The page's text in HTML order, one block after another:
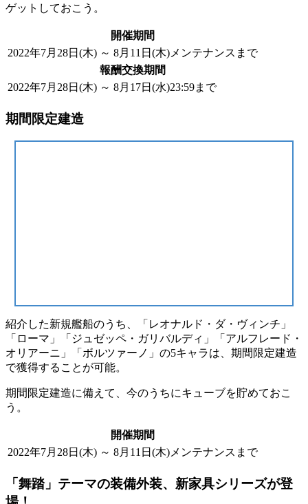
ゲットしておこう。
開催期間
2022年7月28日(木) ～ 8月11日(木)メンテナンスまで
報酬交換期間
2022年7月28日(木) ～ 8月17日(水)23:59まで
期間限定建造
紹介した新規艦船のうち、
「レオナルド・ダ・ヴィンチ」
「ローマ」「ジュゼッペ・ガリバルディ」「アルフレード・
オリアーニ」「ボルツァーノ」 の5キャラは、 期間限定建造
で獲得することが可能。
期間限定建造に備えて、今のうちにキューブを貯めておこ
う。
開催期間
2022年7月28日(木) ～ 8月11日(木)メンテナンスまで
「舞踏」テーマの装備外装、新家具シリーズが登